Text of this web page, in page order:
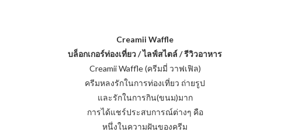
Creamii Waffle
บล็อกเกอร์ท่องเที่ยว / ไลฟ์สไตล์ / รีวิวอาหาร
Creamii Waffle (ครีมมี่ วาฟเฟิล)
ครีมหลงรักในการท่องเที่ยว ถ่ายรูป
และรักในการกิน(ขนม)มาก
การได้แชร์ประสบการณ์ต่างๆ คือ
หนึ่งในความฝันของครีม